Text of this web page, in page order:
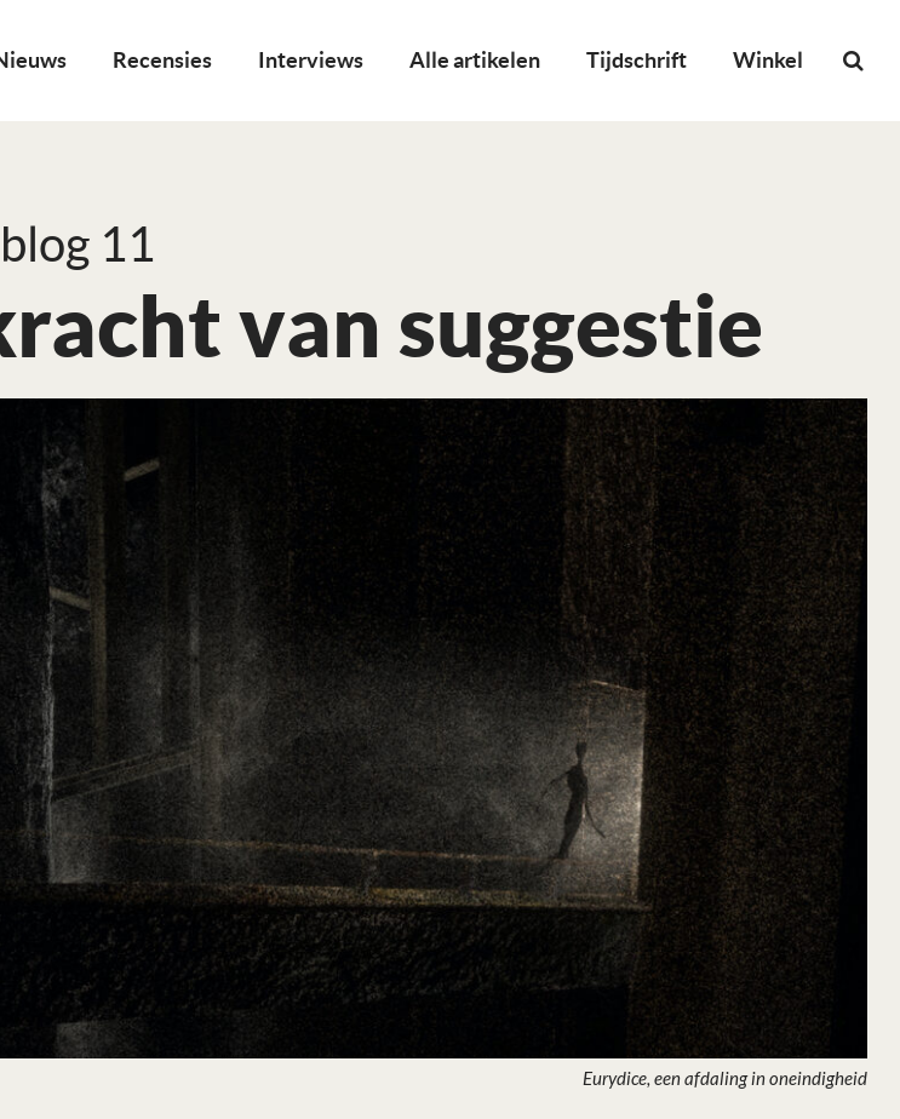
Recensies Interviews Alle artikelen Tijdschrift Winkel
11
van suggestie
Eurydice, een afdaling in oneindigheid